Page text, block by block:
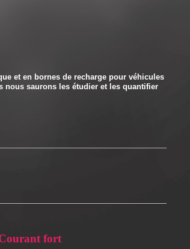
et en bornes de recharge pour véhicules
nous saurons les étudier et les quantifier
fort